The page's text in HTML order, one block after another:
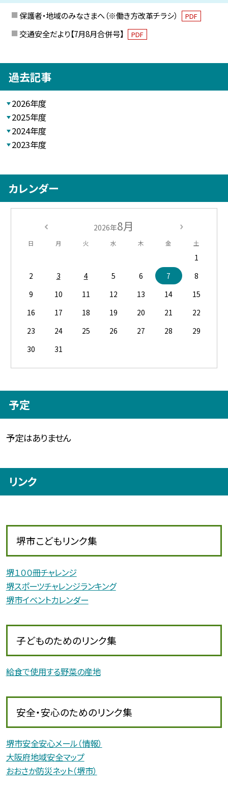
保護者・地域のみなさまへ（※働き方改革チラシ） PDF
交通安全だより【7月8月合併号】 PDF
過去記事
2026年度
2025年度
2024年度
2023年度
カレンダー
2026年8月
日 月 火 水 木 金 土
1
2
3 4 5 6 7
8
9
10 11 12 13 14
15
16
17 18 19 20 21
22
23
24 25 26 27 28
29
30
31
予定
予定はありません
リンク
堺市こどもリンク集
堺１００冊チャレンジ
堺スポーツチャレンジランキング
堺市イベントカレンダー
子どものためのリンク集
給食で使用する野菜の産地
安全・安心のためのリンク集
堺市安全安心メール（情報）
大阪府地域安全マップ
おおさか防災ネット（堺市）